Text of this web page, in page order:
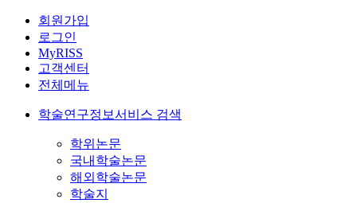
회원가입
로그인
MyRISS
고객센터
전체메뉴
학술연구정보서비스 검색
학위논문
국내학술논문
해외학술논문
학술지